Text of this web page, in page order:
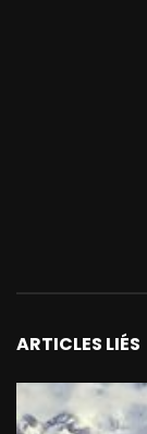
ARTICLES LIÉS